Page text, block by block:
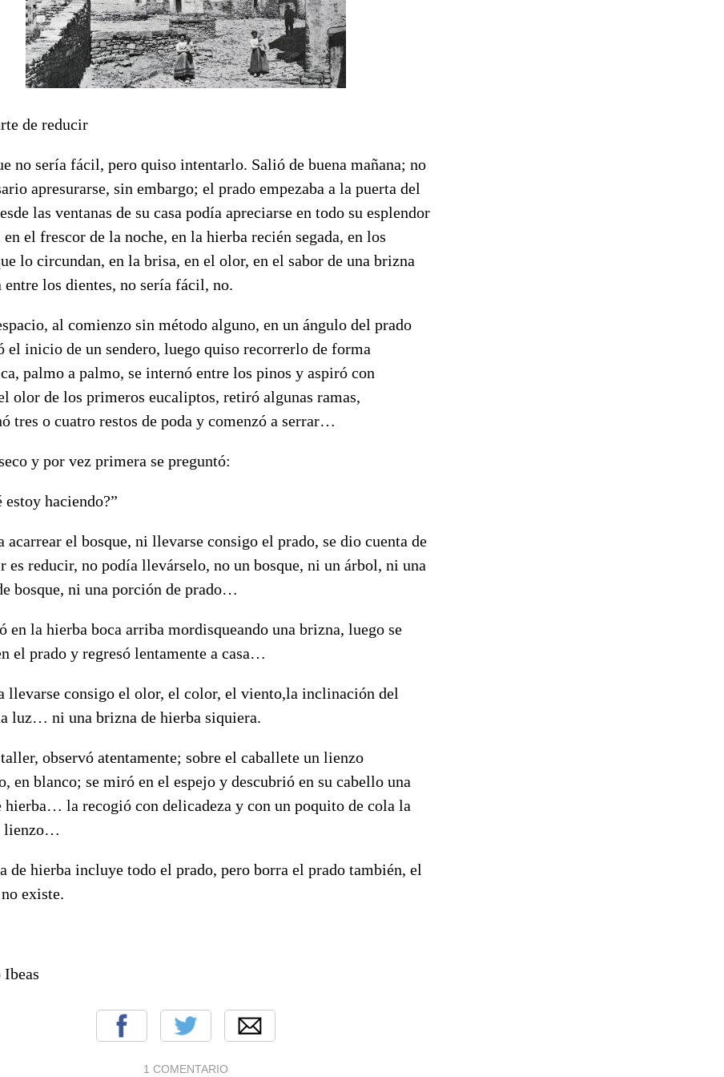
de reducir
no sería fácil, pero quiso intentarlo. Salió de buena mañana; no
apresurarse, sin embargo; el prado empezaba a la puerta del
las ventanas de su casa podía apreciarse en todo su esplendor
en el frescor de la noche, en la hierba recién segada, en los
lo circundan, en la brisa, en el olor, en el sabor de una brizna
entre los dientes, no sería fácil, no.
al comienzo sin método alguno, en un ángulo del prado
el inicio de un sendero, luego quiso recorrerlo de forma
palmo a palmo, se internó entre los pinos y aspiró con
olor de los primeros eucaliptos, retiró algunas ramas,
tres o cuatro restos de poda y comenzó a serrar…
y por vez primera se preguntó:
estoy haciendo?”
acarrear el bosque, ni llevarse consigo el prado, se dio cuenta de
es reducir, no podía llevárselo, no un bosque, ni un árbol, ni una
bosque, ni una porción de prado…
en la hierba boca arriba mordisqueando una brizna, luego se
el prado y regresó lentamente a casa…
llevarse consigo el olor, el color, el viento,la inclinación del
luz… ni una brizna de hierba siquiera.
observó atentamente; sobre el caballete un lienzo
en blanco; se miró en el espejo y descubrió en su cabello una
hierba… la recogió con delicadeza y con un poquito de cola la
lienzo…
de hierba incluye todo el prado, pero borra el prado también, el
existe.
1 COMENTARIO